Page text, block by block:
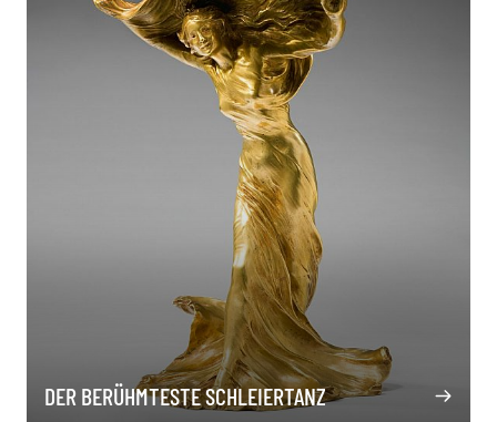
DER BERÜHMTESTE SCHLEIERTANZ